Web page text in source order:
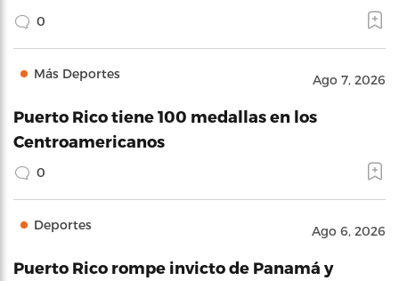
0
Más Deportes Ago 7, 2026
Puerto Rico tiene 100 medallas en los
Centroamericanos
0
Deportes Ago 6, 2026
Puerto Rico rompe invicto de Panamá y